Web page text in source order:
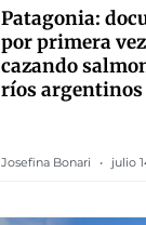
Patagonia:
por primera
cazando
ríos argentinos
Josefina Bonari julio